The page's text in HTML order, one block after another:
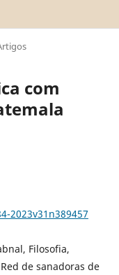
com
2023v31n389457
Filosofia,
de sanadoras de